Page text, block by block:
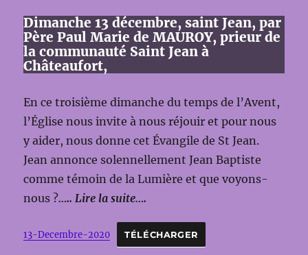
Dimanche 13 décembre, saint Jean, par
Père Paul Marie de MAUROY, prieur de
la communauté Saint Jean à
Châteaufort,
En ce troisième dimanche du temps de l’Avent,
l’Église nous invite à nous réjouir et pour nous
y aider, nous donne cet Évangile de St Jean.
Jean annonce solennellement Jean Baptiste
comme témoin de la Lumière et que voyons-
nous ?….. Lire la suite….
13-Decembre-2020 TÉLÉCHARGER